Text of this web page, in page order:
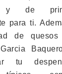
y de
para ti.
de
tu